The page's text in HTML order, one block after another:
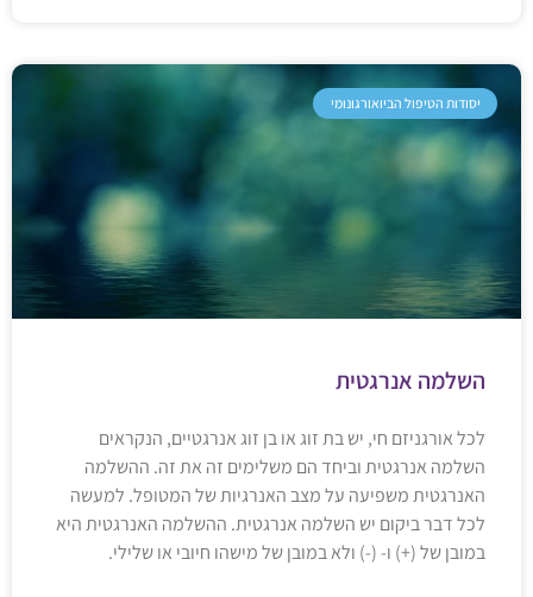
יסודות הטיפול הביואורגונומי
השלמה אנרגטית
לכל אורגניזם חי, יש בת זוג או בן זוג אנרגטיים, הנקראים
השלמה אנרגטית וביחד הם משלימים זה את זה. ההשלמה
האנרגטית משפיעה על מצב האנרגיות של המטופל. למעשה
לכל דבר ביקום יש השלמה אנרגטית. ההשלמה האנרגטית היא
במובן של (+) ו- (-) ולא במובן של מישהו חיובי או שלילי.